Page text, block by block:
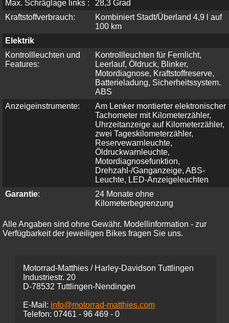
Max. Schräglage links :
28,3 Grad
Kraftstoffverbrauch:
Kombiniert Stadt/Überland 4,9 l auf
100 km
Elektrik
Kontrollleuchten und
Features:
Kontrollleuchten für Fernlicht,
Leerlauf, Öldruck, Blinker,
Motordiagnose, Kraftstoffreserve,
Batterieladung, Sicherheitssystem.
ABS
Anzeigeinstrumente:
Am Lenker montierter elektronischer
Tachometer mit Kilometerzähler,
Uhrzeitanzeige auf Kilometerzähler,
zwei Tageskilometerzähler,
Reservewarnleuchte,
Öldruckwarnleuchte,
Motordiagnosefunktion,
Drehzahl-/Ganganzeige, ABS-
Leuchte, LED-Anzeigeleuchten
Garantie:
24 Monate ohne
Kilometerbegrenzung
Alle Angaben sind ohne Gewähr. Modellinformation - zur
Verfügbarkeit der jeweiligen Bikes fragen Sie uns.
Motorrad-Matthies / Harley-Davidson Tuttlingen
Industriestr. 20
D-78532 Tuttlingen-Nendingen
E-Mail: info@motorrad-matthies.com
Telefon: 07461 - 96 469 - 0